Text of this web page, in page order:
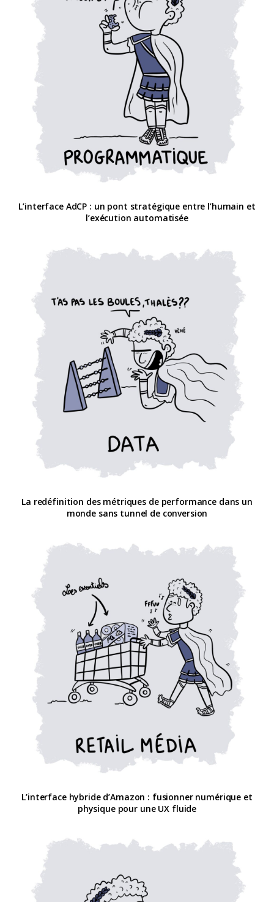
L’interface AdCP : un pont stratégique entre l’humain et
l’exécution automatisée
La redéfinition des métriques de performance dans un
monde sans tunnel de conversion
L’interface hybride d’Amazon : fusionner numérique et
physique pour une UX fluide